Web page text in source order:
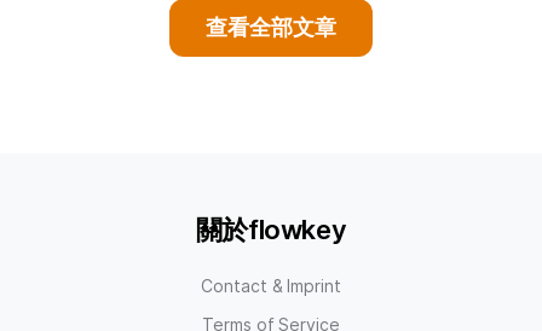
查看全部文章
關於flowkey
Contact & Imprint
Terms of Service